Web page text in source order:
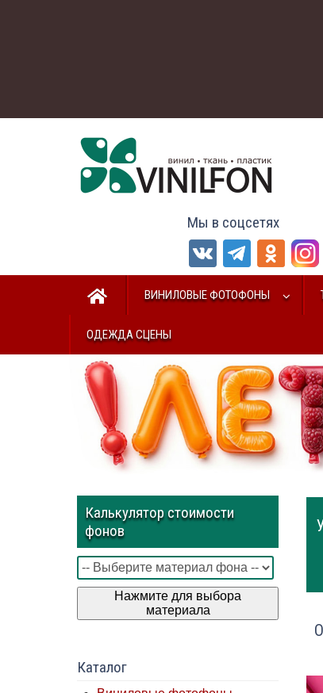
Мы в соцсетях
ВИНИЛОВЫЕ ФОТОФОНЫ
ОДЕЖДА СЦЕНЫ
Калькулятор стоимости
фонов
Нажмите для выбора
материала
Каталог